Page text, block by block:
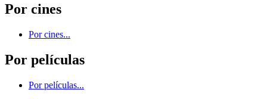
Por cines
Por cines...
Por películas
Por películas...